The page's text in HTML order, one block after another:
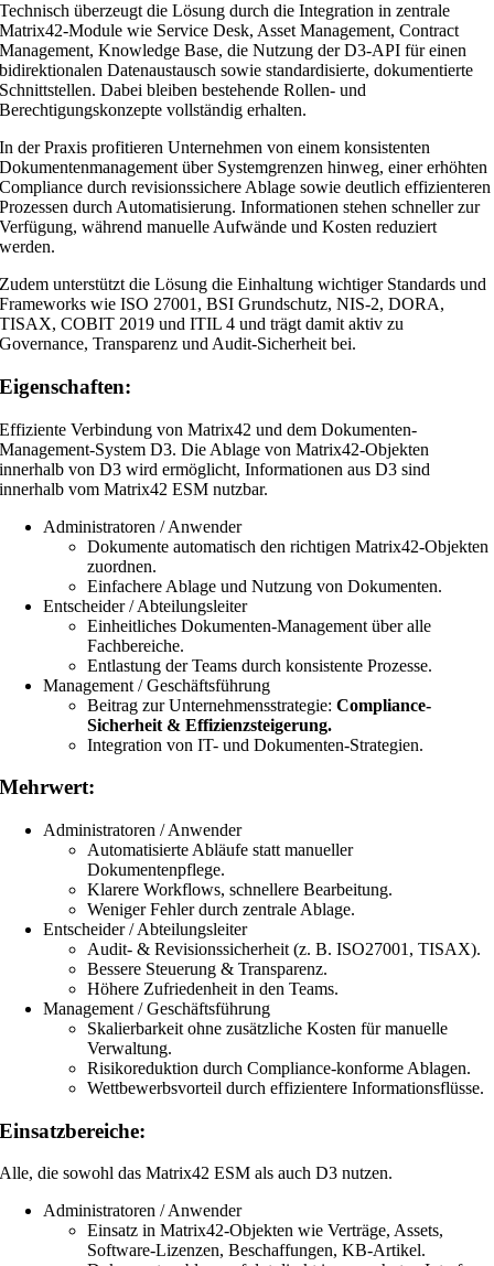
Technisch überzeugt die Lösung durch die Integration in zentrale
Matrix42-Module wie Service Desk, Asset Management, Contract
Management, Knowledge Base, die Nutzung der D3-API für einen
bidirektionalen Datenaustausch sowie standardisierte, dokumentierte
Schnittstellen. Dabei bleiben bestehende Rollen- und
Berechtigungskonzepte vollständig erhalten.
In der Praxis profitieren Unternehmen von einem konsistenten
Dokumentenmanagement über Systemgrenzen hinweg, einer erhöhten
Compliance durch revisionssichere Ablage sowie deutlich effizienteren
Prozessen durch Automatisierung. Informationen stehen schneller zur
Verfügung, während manuelle Aufwände und Kosten reduziert
werden.
Zudem unterstützt die Lösung die Einhaltung wichtiger Standards und
Frameworks wie ISO 27001, BSI Grundschutz, NIS-2, DORA,
TISAX, COBIT 2019 und ITIL 4 und trägt damit aktiv zu
Governance, Transparenz und Audit-Sicherheit bei.
Eigenschaften:
Effiziente Verbindung von Matrix42 und dem Dokumenten-
Management-System D3. Die Ablage von Matrix42-Objekten
innerhalb von D3 wird ermöglicht, Informationen aus D3 sind
innerhalb vom Matrix42 ESM nutzbar.
Administratoren / Anwender
Dokumente automatisch den richtigen Matrix42-Objekten
zuordnen.
Einfachere Ablage und Nutzung von Dokumenten.
Entscheider / Abteilungsleiter
Einheitliches Dokumenten-Management über alle
Fachbereiche.
Entlastung der Teams durch konsistente Prozesse.
Management / Geschäftsführung
Beitrag zur Unternehmensstrategie:Compliance-
Sicherheit & Effizienzsteigerung.
Integration von IT- und Dokumenten-Strategien.
Mehrwert:
Administratoren / Anwender
Automatisierte Abläufe statt manueller
Dokumentenpflege.
Klarere Workflows, schnellere Bearbeitung.
Weniger Fehler durch zentrale Ablage.
Entscheider / Abteilungsleiter
Audit- & Revisionssicherheit (z. B. ISO27001, TISAX).
Bessere Steuerung & Transparenz.
Höhere Zufriedenheit in den Teams.
Management / Geschäftsführung
Skalierbarkeit ohne zusätzliche Kosten für manuelle
Verwaltung.
Risikoreduktion durch Compliance-konforme Ablagen.
Wettbewerbsvorteil durch effizientere Informationsflüsse.
Einsatzbereiche:
Alle, die sowohl das Matrix42 ESM als auch D3 nutzen.
Administratoren / Anwender
Einsatz in Matrix42-Objekten wie Verträge, Assets,
Software-Lizenzen, Beschaffungen, KB-Artikel.